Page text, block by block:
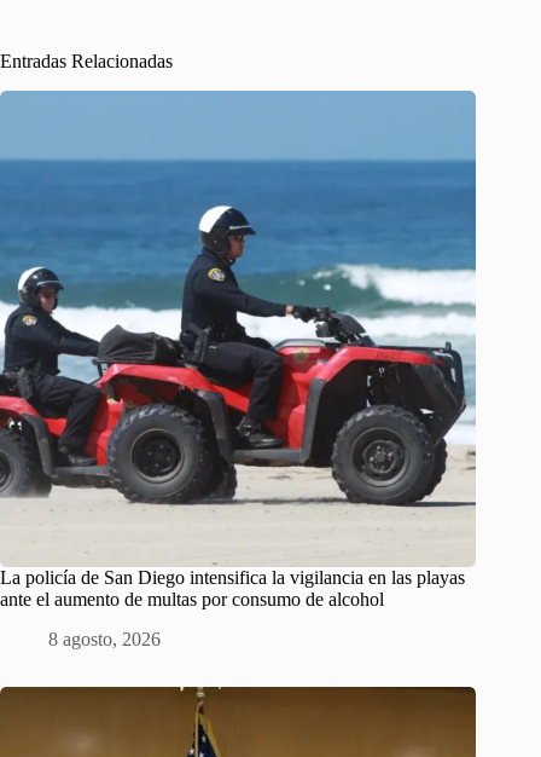
Entradas Relacionadas
La policía de San Diego intensifica la vigilancia en las playas
ante el aumento de multas por consumo de alcohol
8 agosto, 2026